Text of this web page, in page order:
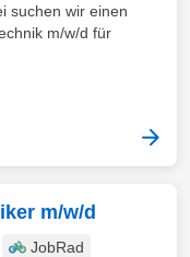
suchen wir einen
m/w/d für
m/w/d
JobRad